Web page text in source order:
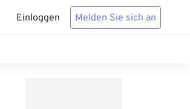
Einloggen Melden Sie sich an